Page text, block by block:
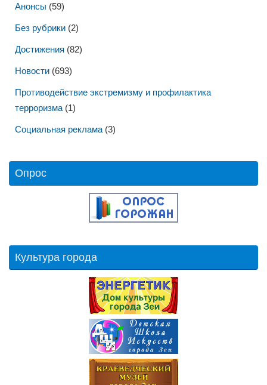
Анонсы (59)
Без рубрики (2)
Достижения (82)
Новости (693)
Противодействие экстремизму и профилактика
терроризма (1)
Социальная реклама (3)
Опрос
Культура города